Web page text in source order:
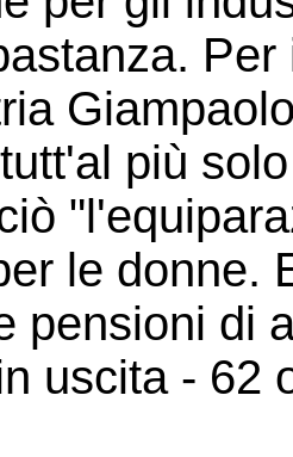
più
le donne.
pensioni di
uscita - 62